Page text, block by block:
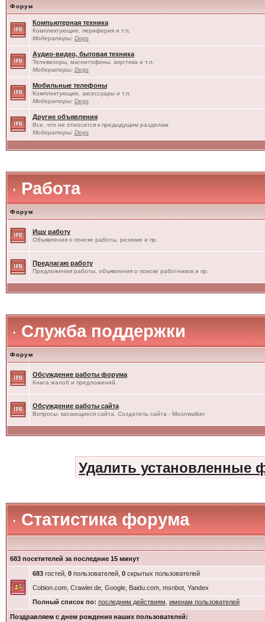
Форум
Компьютерная техника
Комплектующие, периферия и т.п.
Модераторы: Dogs
Аудио-видео, бытовая техника
Телевизоры, магнитофоны, акустика и т.п.
Модераторы: Dogs
Мобильные телефоны
Комплектующие, аксессуары и т.п.
Модераторы: Dogs
Другие объявления
Все, что не относится к предыдущим разделам
Модераторы: Dogs
Работа
Форум
Ищу работу
Объявления о поиске работы, резюме и пр.
Предлагаю работу
Предложения работы, объявления о поиске работников и пр.
Служба поддержки
Форум
Обсуждение работы форума
Книга жалоб и предложений.
Обсуждение работы сайта
Вопросы, касающиеся сайта. Создатель сайта - Moonwalker
Удалить установленные
Статистика форума
683 посетителей за последние 15 минут
683гостей, 0пользователей, 0скрытых пользователей
Cobion.com, Crawler.de, Google, Baidu.com, msnbot, Yandex
Полный список по: последним действиям именам пользователей
Поздравляем с днем рождения наших пользователей: